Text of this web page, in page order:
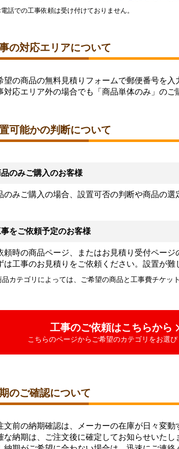
話での工事依頼は受け付けておりません。
の対応エリアについて
望の商品の無料見積りフォームで郵便番号を
対応エリア外の場合でも「商品単体のみ」のご
可能かの判断について
のみご購入のお客様
のみご購入の場合、設置可否の判断や商品の
をご依頼予定のお客様
頼時の商品ページ、またはお見積り受付ページ
は工事のお見積りをご依頼ください。設置が
カテゴリによっては、ご希望の商品と工事費チケッ
工事のご依頼はこちらから
こちらのページからご希望のカテゴリをお選
のご確認について
文前の納期確認は、メーカーの在庫が日々変
な納期は、ご注文後に確定してお知らせいたし